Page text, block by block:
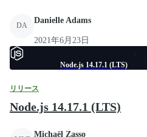
DA
Danielle Adams
2021年6月23日
Node.js 14.17.1 (LTS)
リリース
Node.js 14.17.1 (LTS)
Michaël Zasso